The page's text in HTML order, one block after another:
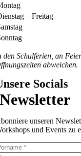
– Freitag
den Schulferien, an
abweichen.
Socials
Newsletter
unseren
und Events zu